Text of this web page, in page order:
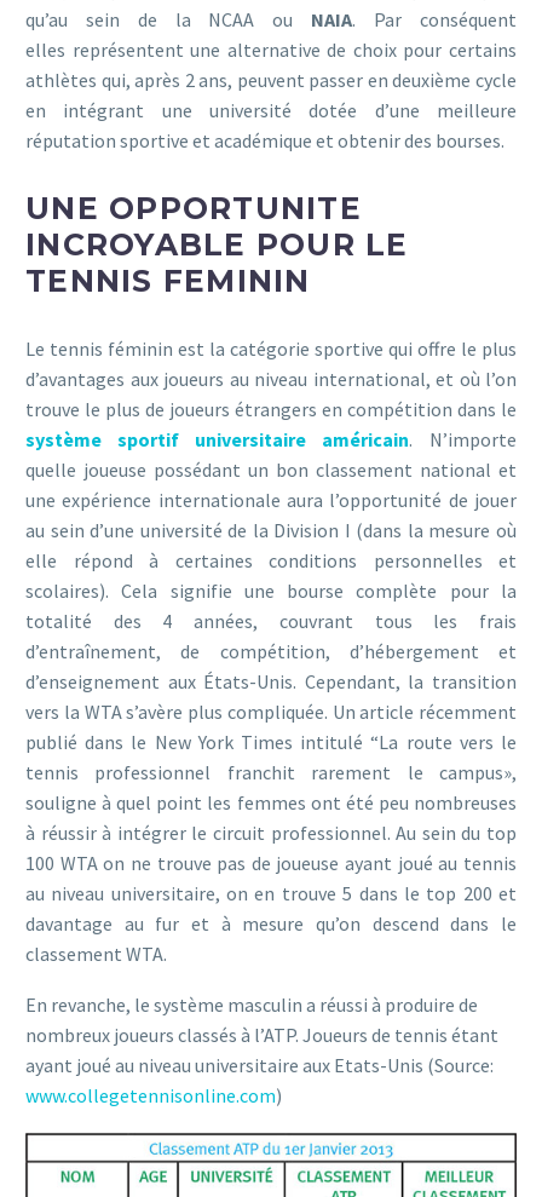
qu’au sein de la NCAA ou NAIA. Par conséquent
elles représentent une alternative de choix pour certains
athlètes qui, après 2 ans, peuvent passer en deuxième cycle
en intégrant une université dotée d’une meilleure
réputation sportive et académique et obtenir des bourses.
UNE OPPORTUNITE
INCROYABLE POUR LE
TENNIS FEMININ
Le tennis féminin est la catégorie sportive qui offre le plus
d’avantages aux joueurs au niveau international, et où l’on
trouve le plus de joueurs étrangers en compétition dans le
système sportif universitaire américain. N’importe
quelle joueuse possédant un bon classement national et
une expérience internationale aura l’opportunité de jouer
au sein d’une université de la Division I (dans la mesure où
elle répond à certaines conditions personnelles et
scolaires). Cela signifie une bourse complète pour la
totalité des 4 années, couvrant tous les frais
d’entraînement, de compétition, d’hébergement et
d’enseignement aux États-Unis. Cependant, la transition
vers la WTA s’avère plus compliquée. Un article récemment
publié dans le New York Times intitulé “La route vers le
tennis professionnel franchit rarement le campus»,
souligne à quel point les femmes ont été peu nombreuses
à réussir à intégrer le circuit professionnel. Au sein du top
100 WTA on ne trouve pas de joueuse ayant joué au tennis
au niveau universitaire, on en trouve 5 dans le top 200 et
davantage au fur et à mesure qu’on descend dans le
classement WTA.
En revanche, le système masculin a réussi à produire de
nombreux joueurs classés à l’ATP. Joueurs de tennis étant
ayant joué au niveau universitaire aux Etats-Unis (Source:
www.collegetennisonline.com)